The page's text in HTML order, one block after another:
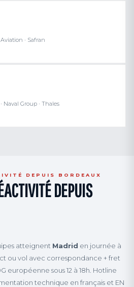
· Safran
Naval Group · Thales
DEPUIS BORDEAUX
DEPUIS
atteignent Madrid en journée à
ou vol avec correspondance + fret
européenne sous 12 à 18h. Hotline
technique en français et EN